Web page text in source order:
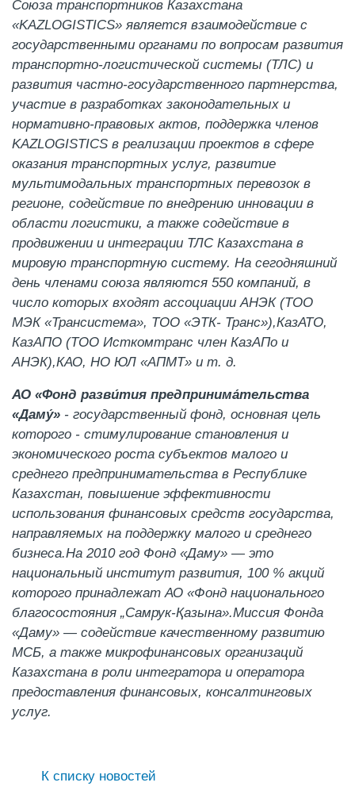
Союза транспортников Казахстана
«KAZLOGISTICS» является взаимодействие с
государственными органами по вопросам развития
транспортно-логистической системы (ТЛС) и
развития частно-государственного партнерства,
участие в разработках законодательных и
нормативно-правовых актов, поддержка членов
KAZLOGISTICS в реализации проектов в сфере
оказания транспортных услуг, развитие
мультимодальных транспортных перевозок в
регионе, содействие по внедрению инновации в
области логистики, а также содействие в
продвижении и интеграции ТЛС Казахстана в
мировую транспортную систему. На сегодняшний
день членами союза являются 550 компаний, в
число которых входят ассоциации АНЭК (ТОО
МЭК «Трансистема», ТОО «ЭТК- Транс»),КазАТО,
КазАПО (ТОО Исткомтранс член КазАПо и
АНЭК),КАО, НО ЮЛ «АПМТ» и т. д.
АО «Фонд разви́тия предпринима́тельства
«Даму́» - государственный фонд, основная цель
которого - стимулирование становления и
экономического роста субъектов малого и
среднего предпринимательства в Республике
Казахстан, повышение эффективности
использования финансовых средств государства,
направляемых на поддержку малого и среднего
бизнеса.На 2010 год Фонд «Даму» — это
национальный институт развития, 100 % акций
которого принадлежатАО «Фонд национального
благосостояния „Самрук-Қазына».Миссия Фонда
«Даму» — содействие качественному развитию
МСБ, а также микрофинансовых организаций
Казахстана в роли интегратора и оператора
предоставления финансовых, консалтинговых
услуг.
К списку новостей